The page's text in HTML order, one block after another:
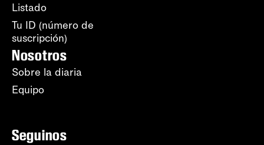
Listado
Tu ID (número de
suscripción)
Nosotros
Sobre la diaria
Equipo
Seguinos